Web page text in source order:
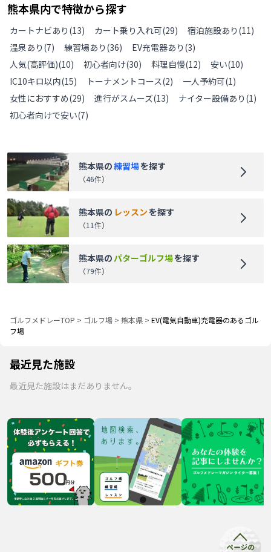
熊本県内で特徴から探す
カートナビあり (13) カート乗り入れ可(29) 宿泊施設あり (11)
温泉あり (7) 練習場あり (36) EV充電器あり (3)
人気(高評価)(10) 初心者向け(30) 料理自慢(12) 安い(10)
IC10キロ以内(15) トーナメントコース(2) 一人予約可(1)
女性におすすめ(29) 進行がスムーズ(13) ナイター設備あり (1)
初心者向けで安い(7)
熊本県の練習場を探す
（46件）
熊本県の レッスンを探す
（11件）
熊本県のパターゴルフ場を探す
（79件）
ゴルフメドレーTOP > ゴルフ場 > 熊本県 > EV(電気自動車)充電器のあるゴル
フ場
最近見た施設
最近見た施設はまだありません。